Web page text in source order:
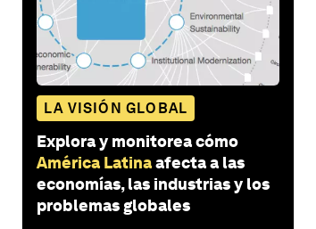
LA VISIÓN GLOBAL
Explora y monitorea cómo
América Latinaafecta a las
economías, las industrias y los
problemas globales